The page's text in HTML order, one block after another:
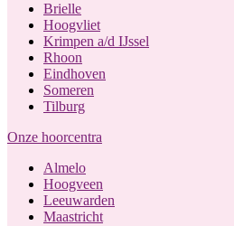
Brielle
Hoogvliet
Krimpen a/d IJssel
Rhoon
Eindhoven
Someren
Tilburg
Onze hoorcentra
Almelo
Hoogveen
Leeuwarden
Maastricht